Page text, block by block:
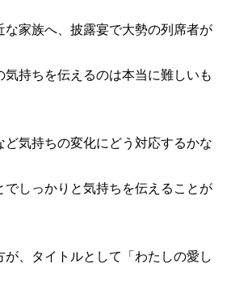
な家族へ、披露宴で大勢の列席者が
気持ちを伝えるのは本当に難しいも
ど気持ちの変化にどう対応するかな
でしっかりと気持ちを伝えることが
が、タイトルとして「わたしの愛し